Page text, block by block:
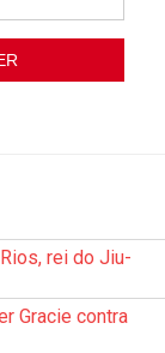
rei do Jiu-
Gracie contra